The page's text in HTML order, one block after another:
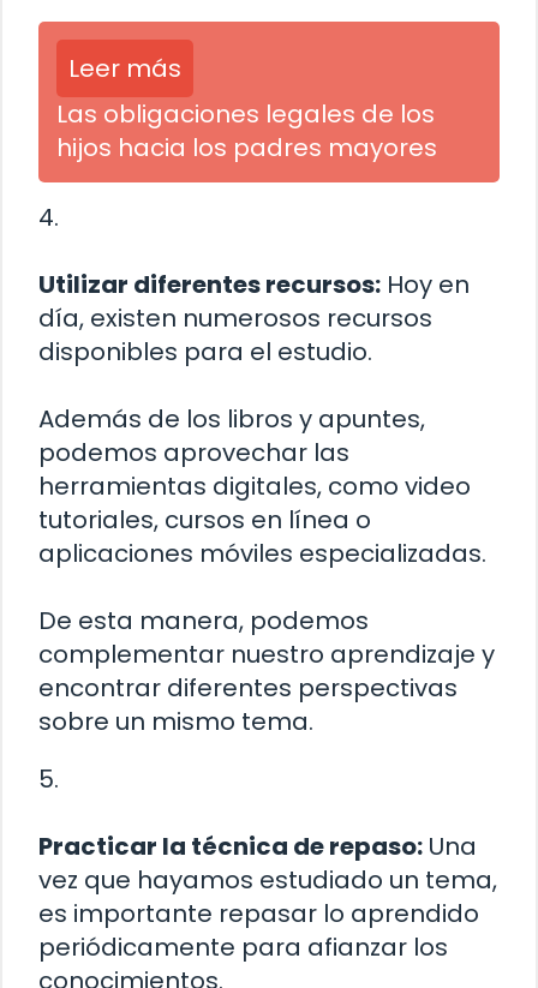
Leer más
Las obligaciones legales de los
hijos hacia los padres mayores
4.
Utilizar diferentes recursos: Hoy en
día, existen numerosos recursos
disponibles para el estudio.
Además de los libros y apuntes,
podemos aprovechar las
herramientas digitales, como video
tutoriales, cursos en línea o
aplicaciones móviles especializadas.
De esta manera, podemos
complementar nuestro aprendizaje y
encontrar diferentes perspectivas
sobre un mismo tema.
5.
Practicar la técnica de repaso: Una
vez que hayamos estudiado un tema,
es importante repasar lo aprendido
periódicamente para afianzar los
conocimientos.